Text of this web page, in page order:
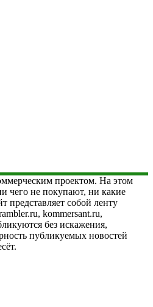
проектом. На этом
чего не покупают, ни какие
представляет собой ленту
kommersant.ru,
без искажения,
публикуемых новостей